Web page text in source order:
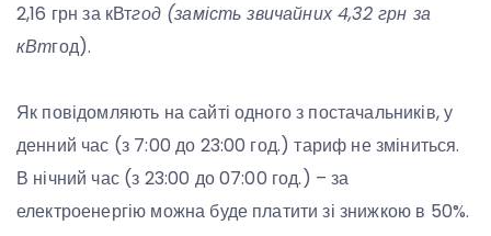
2,16 грн за кВтгод (замість звичайних 4,32 грн за
кВтгод).
Як повідомляють на сайті одного з постачальників, у
денний час (з 7:00 до 23:00 год.) тариф не зміниться.
В нічний час (з 23:00 до 07:00 год.) – за
електроенергію можна буде платити зі знижкою в 50%.